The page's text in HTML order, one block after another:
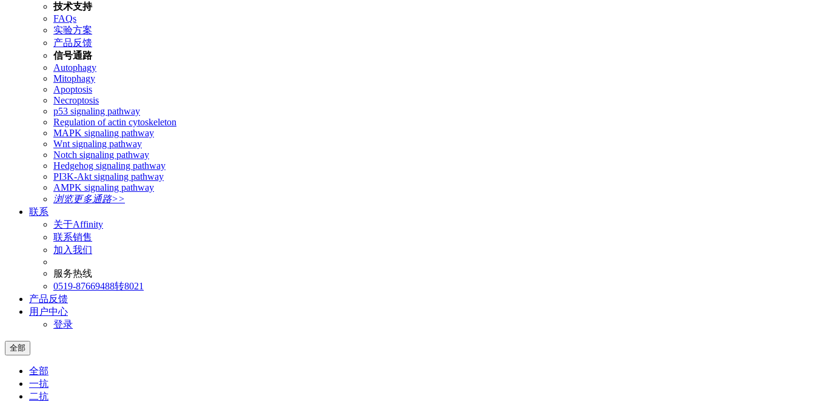
技术支持
FAQs
实验方案
产品反馈
信号通路
Autophagy
Mitophagy
Apoptosis
Necroptosis
p53 signaling pathway
Regulation of actin cytoskeleton
MAPK signaling pathway
Wnt signaling pathway
Notch signaling pathway
Hedgehog signaling pathway
PI3K-Akt signaling pathway
AMPK signaling pathway
浏览更多通路>>
联系
关于Affinity
联系销售
加入我们
服务热线
0519-87669488转8021
产品反馈
用户中心
登录
全部
全部
一抗
二抗